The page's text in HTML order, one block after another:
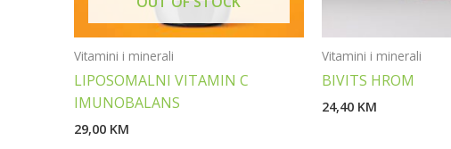
Vitamini i minerali
LIPOSOMALNI VITAMIN C
IMUNOBALANS
29,00 KM
Vitamini i minerali
BIVITS HROM
24,40 KM